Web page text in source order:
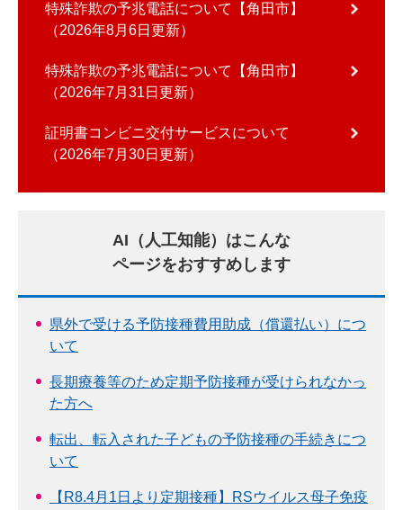
特殊詐欺の予兆電話について【角田市】
2026年8月6日更新
特殊詐欺の予兆電話について【角田市】
2026年7月31日更新
証明書コンビニ交付サービスについて
2026年7月30日更新
AI（人工知能）はこんな
ページをおすすめします
県外で受ける予防接種費用助成（償還払い）につ
いて
長期療養等のため定期予防接種が受けられなかっ
た方へ
転出、転入された子どもの予防接種の手続きにつ
いて
【R8.4月1日より定期接種】RSウイルス母子免疫